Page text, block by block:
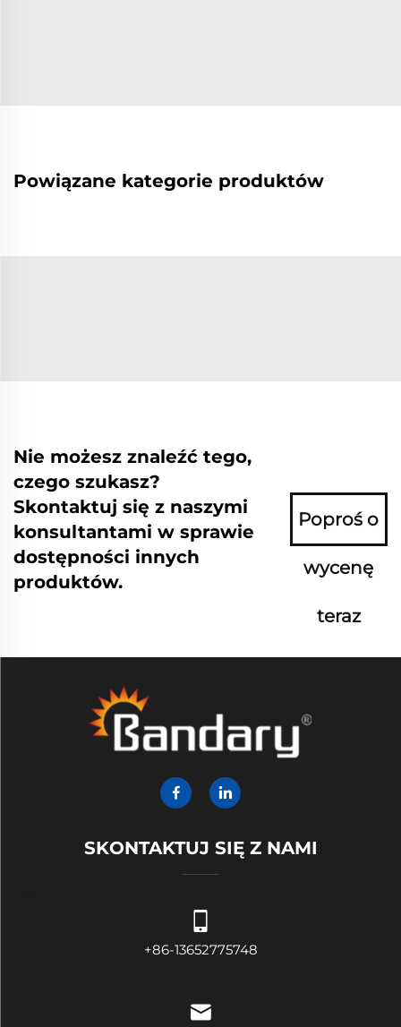
Powiązane kategorie produktów
Nie możesz znaleźć tego,
czego szukasz?
Skontaktuj się z naszymi
konsultantami w sprawie
dostępności innych
produktów.
Poproś o
wycenę
teraz
SKONTAKTUJ SIĘ Z NAMI
+86-13652775748